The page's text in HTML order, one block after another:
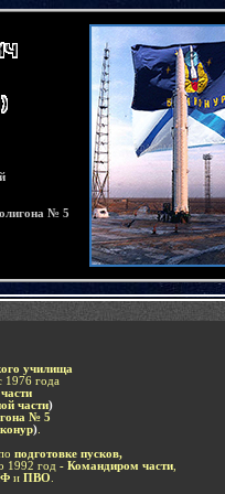
№ 5
училища
1976 года
части)
№ 5
)
подготовке пусков,
1992 год - Командиром части
и ПВО